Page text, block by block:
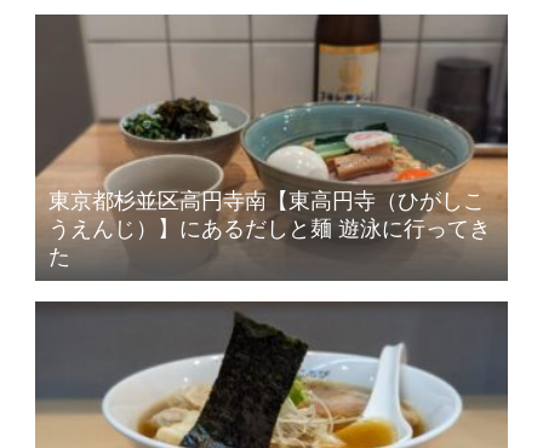
東京都杉並区高円寺南【東高円寺（ひがしこ
うえんじ）】にあるだしと麺 遊泳に行ってき
た